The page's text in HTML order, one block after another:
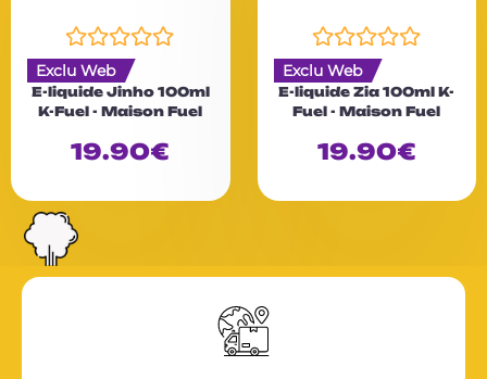
N
o
t
e
0
s
r
5
Exclu Web
E-liquide Jinho 100ml
K-Fuel - Maison Fuel
19.90€
N
o
t
e
0
s
r
Exclu Web
E-liquide Zia 100ml K-
Fuel - Maison Fuel
19.90€